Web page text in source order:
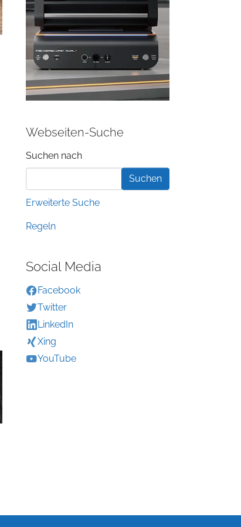
Webseiten-Suche
Suchformular
Suchen nach
Erweiterte Suche
Regeln
Social Media
Facebook
Twitter
LinkedIn
Xing
YouTube